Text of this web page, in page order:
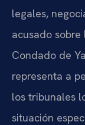
legales,
acusado sobre
Condado de
representa a
los tribunales
situación